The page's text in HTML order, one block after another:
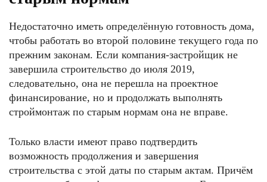
Недостаточно иметь определённую готовность дома,
чтобы работать во второй половине текущего года по
прежним законам. Если компания-застройщик не
завершила строительство до июля 2019,
следовательно, она не перешла на проектное
финансирование, но и продолжать выполнять
строймонтаж по старым нормам она не вправе.
Только власти имеют право подтвердить
возможность продолжения и завершения
строительства с этой даты по старым актам. Причём